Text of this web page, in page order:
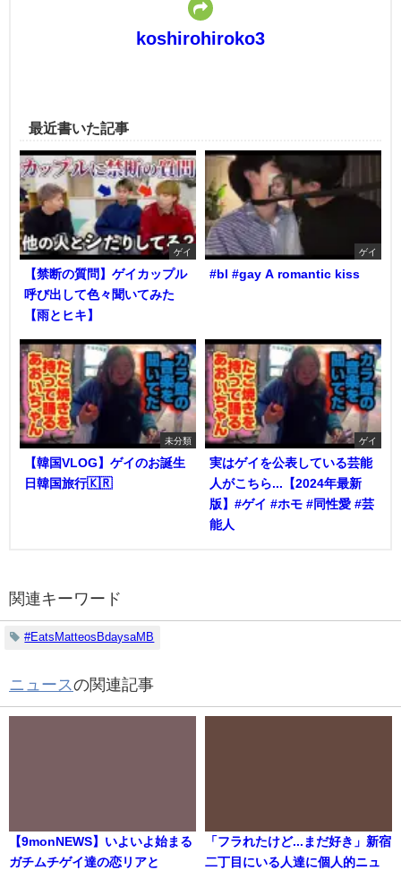
koshirohiroko3
最近書いた記事
ゲイ
【禁断の質問】ゲイカップル
呼び出して色々聞いてみた
【雨とヒキ】
ゲイ
#bl #gay A romantic kiss
未分類
【韓国VLOG】ゲイのお誕生
日韓国旅行🇰🇷
ゲイ
実はゲイを公表している芸能
人がこちら...【2024年最新
版】#ゲイ #ホモ #同性愛 #芸
能人
関連キーワード
#EatsMatteosBdaysaMB
ニュースの関連記事
【9monNEWS】いよいよ始まる
ガチムチゲイ達の恋リアと
「フラれたけど...まだ好き」新宿
二丁目にいる人達に個人的ニュ